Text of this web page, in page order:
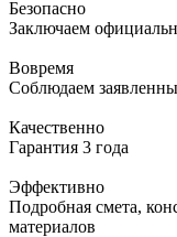
Безопасно
Заключаем
Вовремя
Соблюдаем
Качественно
Гарантия 3 года
Эффективно
Подробная смета,
материалов